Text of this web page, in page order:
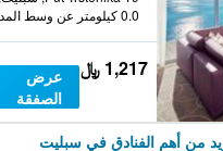
0.0 كيلومتر عن وسط المدينة
1,217 ﷼
عرض
الصفقة
من أهم الفنادق في سبليت